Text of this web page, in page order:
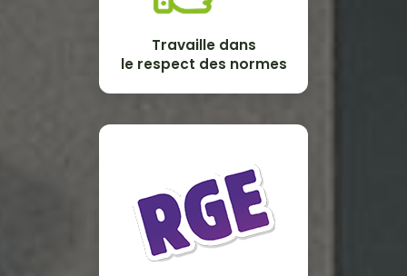
Travaille dans
le respect des normes